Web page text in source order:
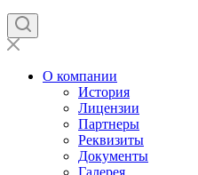
О компании
История
Лицензии
Партнеры
Реквизиты
Документы
Галерея